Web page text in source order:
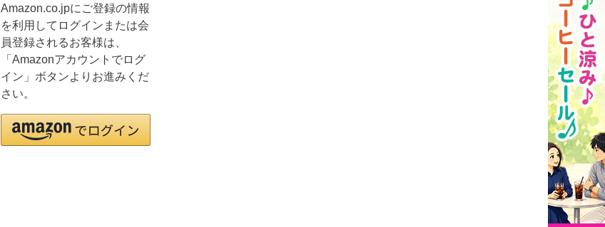
Amazon.co.jpにご登録の情報
を利用してログインまたは会
員登録されるお客様は、
「Amazonアカウントでログ
イン」ボタンよりお進みくだ
さい。